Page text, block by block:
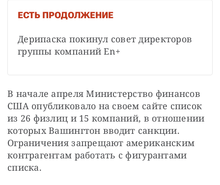
ЕСТЬ ПРОДОЛЖЕНИЕ
Дерипаска покинул совет директоров
группы компаний En+
В начале апреля Министерство финансов
США опубликовало на своем сайте список
из 26 физлиц и 15 компаний, в отношении
которых Вашингтон вводит санкции.
Ограничения запрещают американским
контрагентам работать с фигурантами
списка.